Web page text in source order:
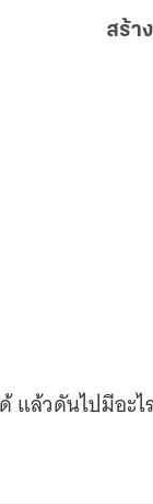
สร้า
แล้วดันไปมีอะ